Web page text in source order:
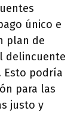
único e
plan de
delincuente
Esto podría
para las
justo y